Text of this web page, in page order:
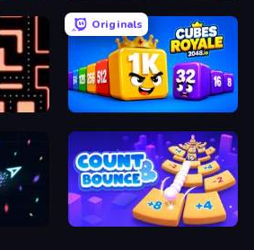
Originals
Cubes 2048 Royale
Count and Bounce